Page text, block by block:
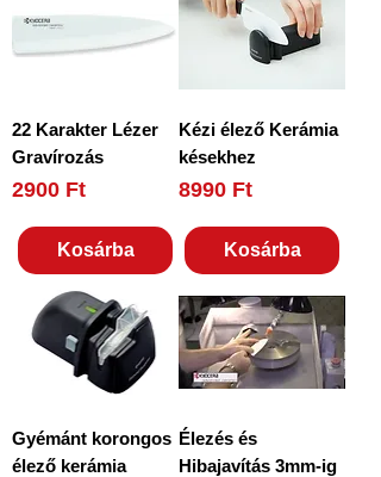
22 Karakter Lézer
Gravírozás
Ár
2900 Ft
Kosárba
Kézi élező Kerámia
késekhez
Ár
8990 Ft
Kosárba
Gyémánt korongos
élező kerámia
Élezés és
Hibajavítás 3mm-ig